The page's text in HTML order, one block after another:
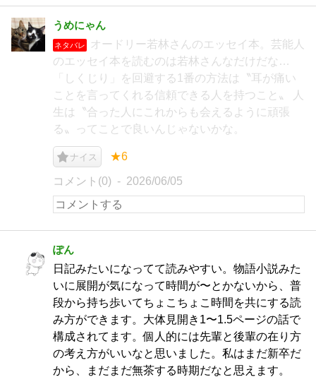
うめにゃん
ネタバレ
オードリー若林さんのエッセイ本。芸能人
のエッセイ本を読むのは若林さんなだけだな…
「しくじり」を回避する1番の方法は〝耳が痛い
ことを言ってくれる信頼できる人を持つこと〟 人
生は〝合った人にこれからも会えるように頑張
る〟ってことで良いんじゃないかな。
ナイス ★6
コメント(0) 2026/06/05
ぽん
日記みたいになってて読みやすい。物語小説みた
いに展開が気になって時間が〜とかないから、普
段から持ち歩いてちょこちょこ時間を共にする読
み方ができます。大体見開き1〜1.5ページの話で
構成されてます。個人的には先輩と後輩の在り方
の考え方がいいなと思いました。私はまだ新卒だ
から、まだまだ無茶する時期だなと思えます。